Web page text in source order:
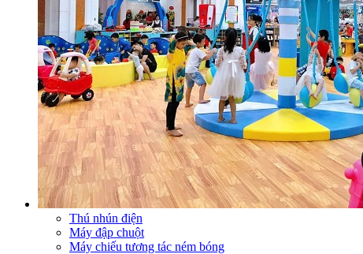
Thú nhún điện
Máy đập chuột
Máy chiếu tương tác ném bóng